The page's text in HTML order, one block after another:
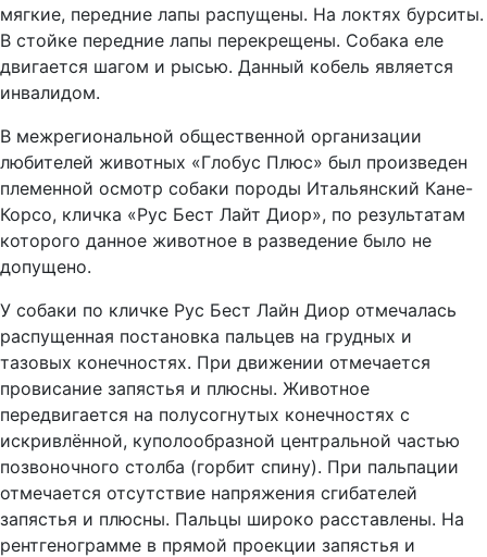
мягкие, передние лапы распущены. На локтях бурситы.
В стойке передние лапы перекрещены. Собака еле
двигается шагом и рысью. Данный кобель является
инвалидом.
В межрегиональной общественной организации
любителей животных «Глобус Плюс» был произведен
племенной осмотр собаки породы Итальянский Кане-
Корсо, кличка «Рус Бест Лайт Диор», по результатам
которого данное животное в разведение было не
допущено.
У собаки по кличке Рус Бест Лайн Диор отмечалась
распущенная постановка пальцев на грудных и
тазовых конечностях. При движении отмечается
провисание запястья и плюсны. Животное
передвигается на полусогнутых конечностях с
искривлённой, куполообразной центральной частью
позвоночного столба (горбит спину). При пальпации
отмечается отсутствие напряжения сгибателей
запястья и плюсны. Пальцы широко расставлены. На
рентгенограмме в прямой проекции запястья и